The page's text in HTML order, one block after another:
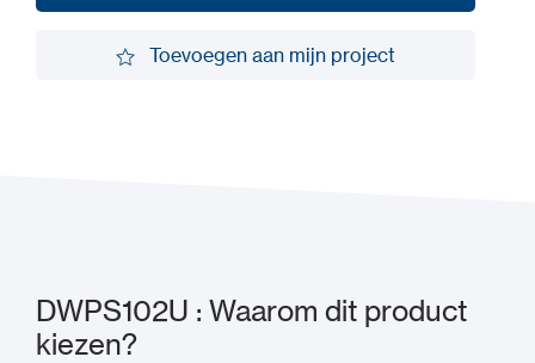
Toevoegen aan mijn project
DWPS102U : Waarom dit product
kiezen?